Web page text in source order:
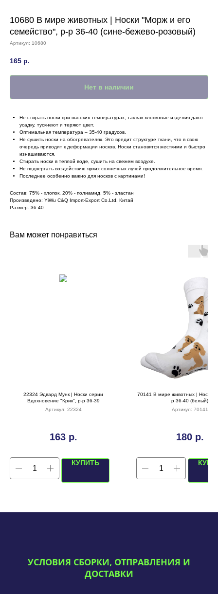
10680 В мире животных | Носки "Морж и его
семейство", р-р 36-40 (сине-бежево-розовый)
Артикул: 10680
165 р.
Нет в наличии
Не стирать носки при высоких температурах, так как хлопковые изделия дают
усадку, тускнеют и теряют цвет.
Оптимальная температура – 35-40 градусов.
Не сушить носки на обогревателях. Это вредит структуре ткани, что в свою
очередь приводит к деформации носков. Носки становятся жесткими и быстро
изнашиваются.
Стирать носки в теплой воде, сушить на свежем воздухе.
Не подвергать воздействию ярких солнечных лучей продолжительное время.
Последнее особенно важно для носков с картинами!
Состав: 75% - хлопок, 20% - полиамид, 5% - эластан
Произведено: YiWu C&Q Import-Export Co.Ltd. Китай
Размер: 36-40
Вам может понравиться
22324 Эдвард Мунк | Носки серии
Вдохновение "Крик", р-р 36-39
Артикул: 22324
163 р.
КУПИТЬ
70141 В мире животных | Носки
р 36-40 (белый)
Артикул: 70141
180 р.
УСЛОВИЯ СБОРКИ, ОТПРАВЛЕНИЯ И
ДОСТАВКИ